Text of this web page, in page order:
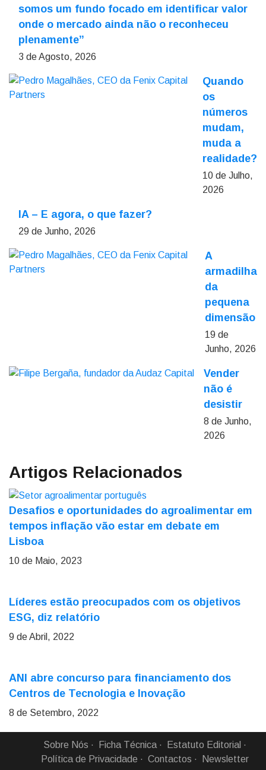
somos um fundo focado em identificar valor
onde o mercado ainda não o reconheceu
plenamente”
3 de Agosto, 2026
Quando
os
números
mudam,
muda a
realidade?
10 de Julho,
2026
IA – E agora, o que fazer?
29 de Junho, 2026
A
armadilha
da
pequena
dimensão
19 de
Junho, 2026
Vender
não é
desistir
8 de Junho,
2026
Artigos Relacionados
Desafios e oportunidades do agroalimentar em
tempos inflação vão estar em debate em
Lisboa
10 de Maio, 2023
Líderes estão preocupados com os objetivos
ESG, diz relatório
9 de Abril, 2022
ANI abre concurso para financiamento dos
Centros de Tecnologia e Inovação
8 de Setembro, 2022
Sobre Nós Ficha Técnica
Estatuto Editorial
Política de Privacidade
Contactos Newsletter